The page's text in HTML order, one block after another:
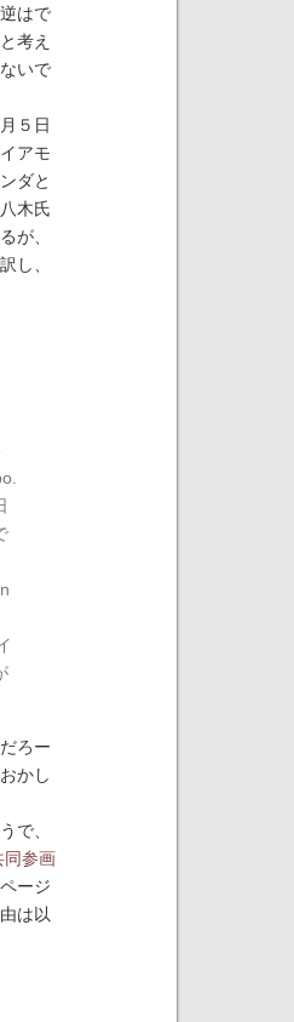
はで
考え
いで
５日
アモ
ダと
木氏
が、
し、
ろー
かし
で、
同参画
ージ
は以